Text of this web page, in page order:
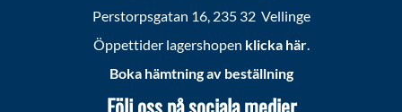
Perstorpsgatan 16, 235 32 Vellinge
Öppettider lagershopen klicka här.
Boka hämtning av beställning